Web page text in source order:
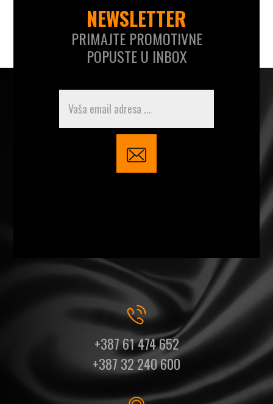
NEWSLETTER
PRIMAJTE PROMOTIVNE
POPUSTE U INBOX
+387 61 474 652
+387 32 240 600